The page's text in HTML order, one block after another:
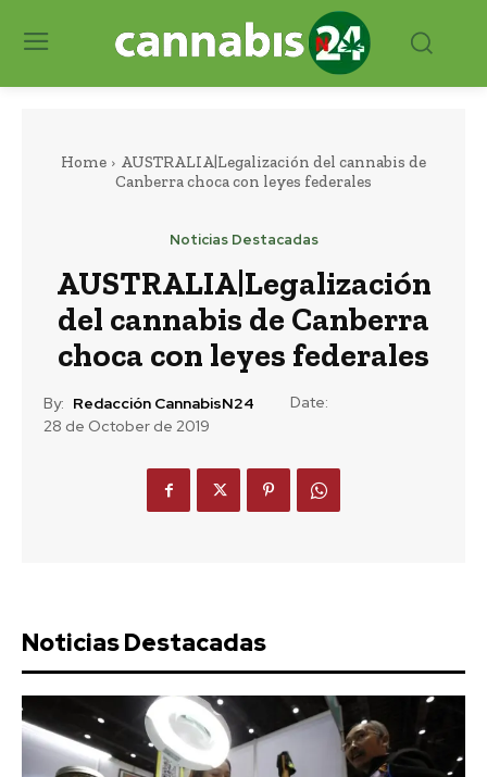
Home
AUSTRALIA|Legalización del cannabis de
Canberra choca con leyes federales
Noticias Destacadas
AUSTRALIA|Legalización
del cannabis de Canberra
choca con leyes federales
By: Redacción CannabisN24
Date:
28 de October de 2019
Noticias Destacadas